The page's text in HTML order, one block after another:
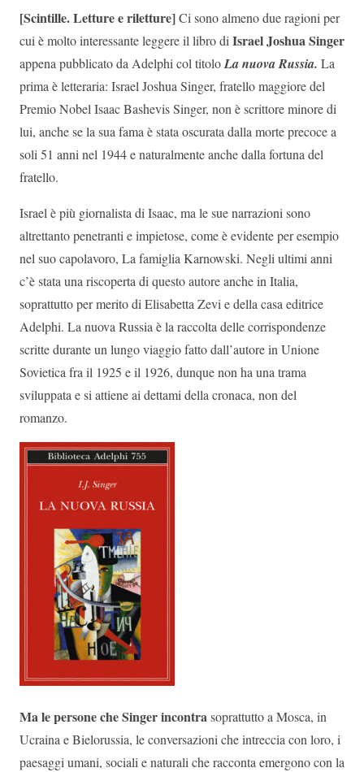
[Scintille. Letture e riletture]Ci sono almeno due ragioni per
cui è molto interessante leggere il libro di Israel Joshua Singer
appena pubblicato da Adelphi col titoloLa nuova Russia. La
prima è letteraria: Israel Joshua Singer, fratello maggiore del
Premio Nobel Isaac Bashevis Singer, non è scrittore minore di
lui, anche se la sua fama è stata oscurata dalla morte precoce a
soli 51 anni nel 1944 e naturalmente anche dalla fortuna del
fratello.
Israel è più giornalista di Isaac, ma le sue narrazioni sono
altrettanto penetranti e impietose, come è evidente per esempio
nel suo capolavoro, La famiglia Karnowski. Negli ultimi anni
c’è stata una riscoperta di questo autore anche in Italia,
soprattutto per merito di Elisabetta Zevi e della casa editrice
Adelphi. La nuova Russia è la raccolta delle corrispondenze
scritte durante un lungo viaggio fatto dall’autore in Unione
Sovietica fra il 1925 e il 1926, dunque non ha una trama
sviluppata e si attiene ai dettami della cronaca, non del
romanzo.
Ma le persone che Singer incontrasoprattutto a Mosca, in
Ucraina e Bielorussia, le conversazioni che intreccia con loro, i
paesaggi umani, sociali e naturali che racconta emergono con la